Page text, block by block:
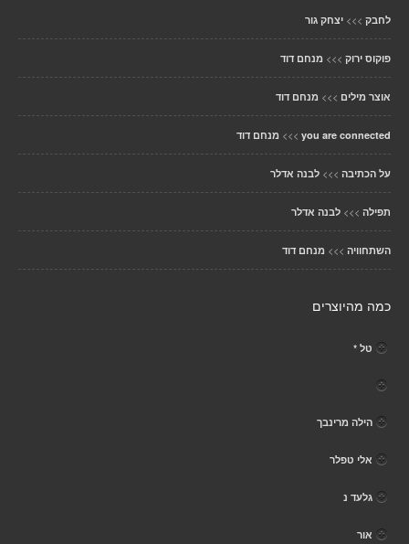
לחבק >>> יצחק גור
פוקוס ירוק >>> מנחם דוד
אוצר מילים >>> מנחם דוד
you are connected
>>> מנחם דוד
על הכתיבה >>> לבנה אדלר
תפילה >>> לבנה אדלר
השתחוויה >>> מנחם דוד
כמה מהיוצרים
טל *
הילה מרינבך
אלי טפלר
גלעד נ
אור